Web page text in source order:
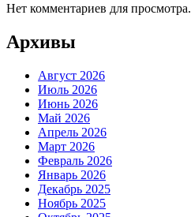
Нет комментариев для просмотра.
Архивы
Август 2026
Июль 2026
Июнь 2026
Май 2026
Апрель 2026
Март 2026
Февраль 2026
Январь 2026
Декабрь 2025
Ноябрь 2025